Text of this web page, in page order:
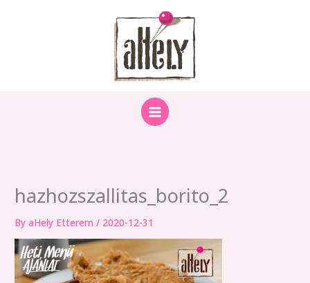
hazhozszallitas_borito_2
ByaHely Etterem/ 2020-12-31